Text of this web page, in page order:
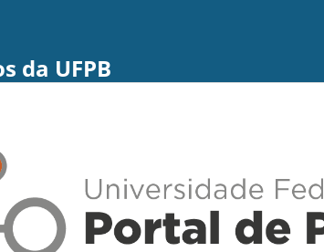
da UFPB